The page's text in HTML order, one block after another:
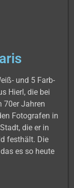
und 5 Farb-
Hierl, die bei
70er Jahren
Fotografen in
die er in
festhält. Die
es so heute